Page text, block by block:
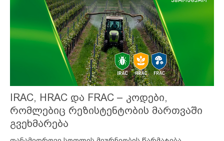
IRAC, HRAC და FRAC – კოდები,
რომლებიც რეზისტენტობის მართვაში
გვეხმარება